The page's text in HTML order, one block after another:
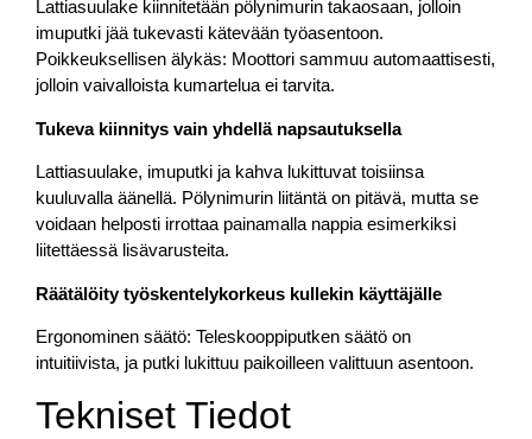
Lattiasuulake kiinnitetään pölynimurin takaosaan, jolloin
imuputki jää tukevasti kätevään työasentoon.
Poikkeuksellisen älykäs: Moottori sammuu automaattisesti,
jolloin vaivalloista kumartelua ei tarvita.
Tukeva kiinnitys vain yhdellä napsautuksella
Lattiasuulake, imuputki ja kahva lukittuvat toisiinsa
kuuluvalla äänellä. Pölynimurin liitäntä on pitävä, mutta se
voidaan helposti irrottaa painamalla nappia esimerkiksi
liitettäessä lisävarusteita.
Räätälöity työskentelykorkeus kullekin käyttäjälle
Ergonominen säätö: Teleskooppiputken säätö on
intuitiivista, ja putki lukittuu paikoilleen valittuun asentoon.
Tekniset Tiedot